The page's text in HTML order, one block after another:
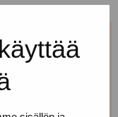
haluaisit